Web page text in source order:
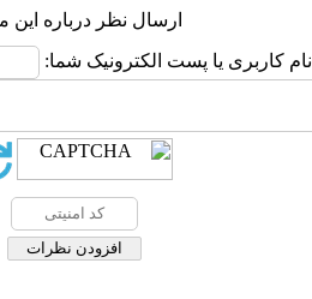
ارسال نظر درباره این
نام کاربری یا پست الکترونیک شما: